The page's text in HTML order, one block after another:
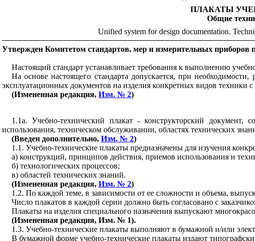
ПЛАКАТЫ
Общие
Unified system for design documentation.
Утвержден Комитетом стандартов, мер и измерительных
Настоящий стандарт устанавливает требования к выполнению
На основе настоящего стандарта допускается, при
эксплуатационных документов на изделия конкретных видов техники
(Измененная редакция, Изм. № 2)
1.1а. Учебно-технический плакат - конструкторский
использования, техническом обслуживании, областях технических
(Введен дополнительно, Изм. № 2)
1.1 . Учебно-технические плакаты предназначены для изучения
а) конструкций, принципов действия, приемов использования и
б) технологических процессов;
в) областей технических знаний.
(Измененная редакция, Изм. № 2)
1.2. По каждой теме, в зависимости от ее сложности и объема,
Число плакатов в каждой серии должно быть согласовано с
Плакаты на изделия специального назначения выпускают
(Измененная редакция, Изм. № 1).
1.3. Учебно-технические плакаты выполняют в бумажной и/или
В бумажной форме учебно-технические плакаты издают